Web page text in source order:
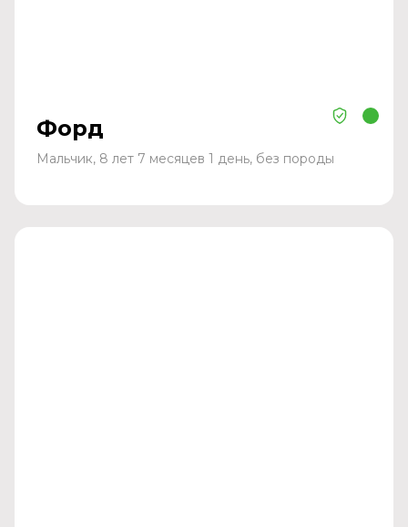
Форд
Мальчик, 8 лет 7 месяцев 1 день, без породы